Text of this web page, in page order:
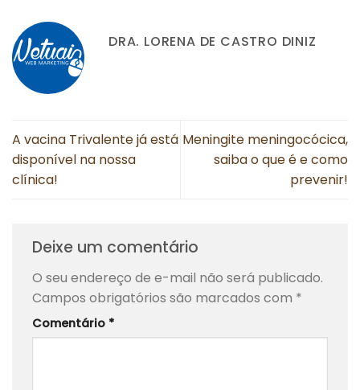
DRA. LORENA DE CASTRO DINIZ
A vacina Trivalente já está
disponível na nossa
clínica!
Meningite meningocócica,
saiba o que é e como
prevenir!
Deixe um comentário
O seu endereço de e-mail não será publicado.
Campos obrigatórios são marcados com *
Comentário *